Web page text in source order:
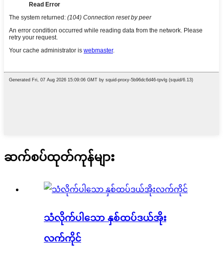
ဆက်စပ်ထုတ်ကုန်များ
သံလိုက်ပါသော နှစ်ထပ်ဒယ်အိုး
လက်ကိုင်